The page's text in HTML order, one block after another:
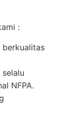
:
berkualitas
NFPA.